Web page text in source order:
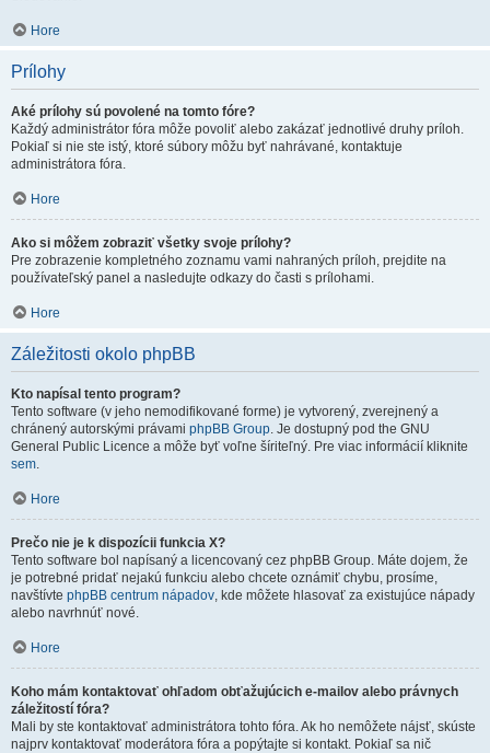
Hore
Prílohy
Aké prílohy sú povolené na tomto fóre?
Každý administrátor fóra môže povoliť alebo zakázať jednotlivé druhy príloh.
Pokiaľ si nie ste istý, ktoré súbory môžu byť nahrávané, kontaktuje
administrátora fóra.
Hore
Ako si môžem zobraziť všetky svoje prílohy?
Pre zobrazenie kompletného zoznamu vami nahraných príloh, prejdite na
používateľský panel a nasledujte odkazy do časti s prílohami.
Hore
Záležitosti okolo phpBB
Kto napísal tento program?
Tento software (v jeho nemodifikované forme) je vytvorený, zverejnený a
chránený autorskými právami phpBB Group. Je dostupný pod the GNU
General Public Licence a môže byť voľne šíriteľný. Pre viac informácií kliknite
sem.
Hore
Prečo nie je k dispozícii funkcia X?
Tento software bol napísaný a licencovaný cez phpBB Group. Máte dojem, že
je potrebné pridať nejakú funkciu alebo chcete oznámiť chybu, prosíme,
navštívte phpBB centrum nápadov, kde môžete hlasovať za existujúce nápady
alebo navrhnúť nové.
Hore
Koho mám kontaktovať ohľadom obťažujúcich e-mailov alebo právnych
záležitostí fóra?
Mali by ste kontaktovať administrátora tohto fóra. Ak ho nemôžete nájsť, skúste
najprv kontaktovať moderátora fóra a popýtajte si kontakt. Pokiaľ sa nič